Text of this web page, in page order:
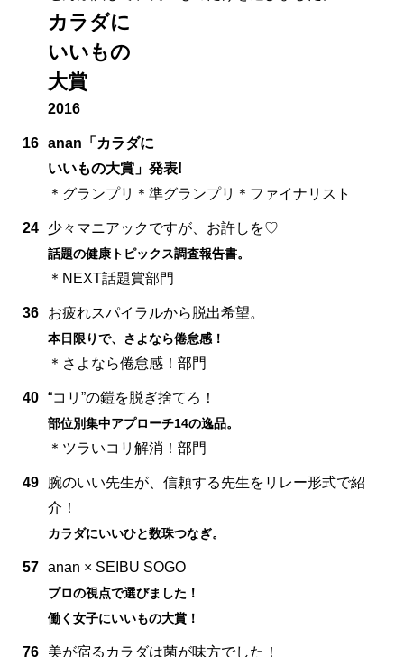
カラダに
いいもの
大賞
2016
16 anan「カラダに
いいもの大賞」発表!
＊グランプリ＊準グランプリ＊ファイナリスト
24 少々マニアックですが、お許しを♡
話題の健康トピックス調査報告書。
＊NEXT話題賞部門
36 お疲れスパイラルから脱出希望。
本日限りで、さよなら倦怠感！
＊さよなら倦怠感！部門
40 “コリ”の鎧を脱ぎ捨てろ！
部位別集中アプローチ14の逸品。
＊ツラいコリ解消！部門
49
腕のいい先生が、信頼する先生をリレー形式で紹
介！
カラダにいいひと数珠つなぎ。
57 anan × SEIBU SOGO
プロの視点で選びました！
働く女子にいいもの大賞！
76 美が宿るカラダは菌が味方でした！